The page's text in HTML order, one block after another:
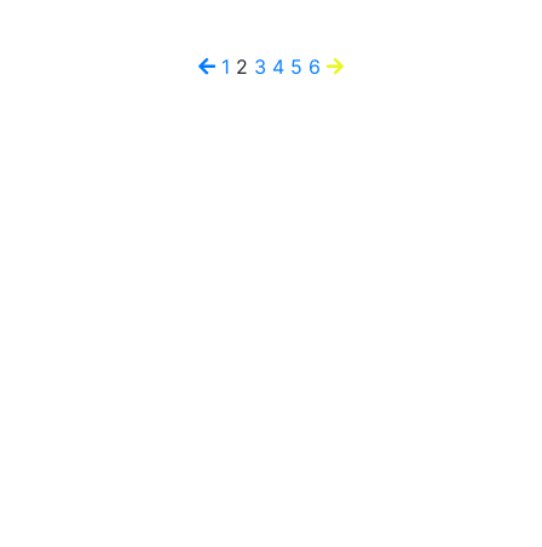
Навигация
1 2 3 4 5 6